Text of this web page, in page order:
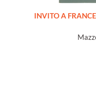
INVITO A